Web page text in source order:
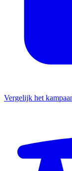
Vergelijk het